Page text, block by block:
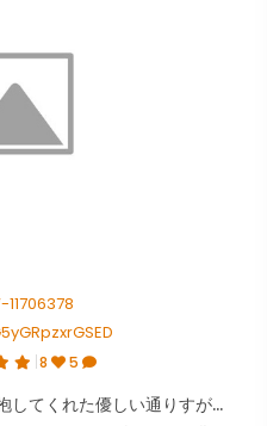
11706378
8 5
フルバージョン 提供 友達を介抱してくれた優しい通りすがりさん。お礼に男2人で計6発。